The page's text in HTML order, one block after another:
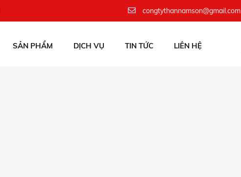
congtythannamson@gmail.com
SẢN PHẨM DỊCH VỤ TIN TỨC LIÊN HỆ